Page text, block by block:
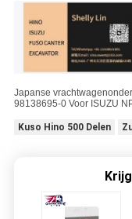
Japanse
98138695-0 Voor ISUZU
Kuso Hino 500 Delen